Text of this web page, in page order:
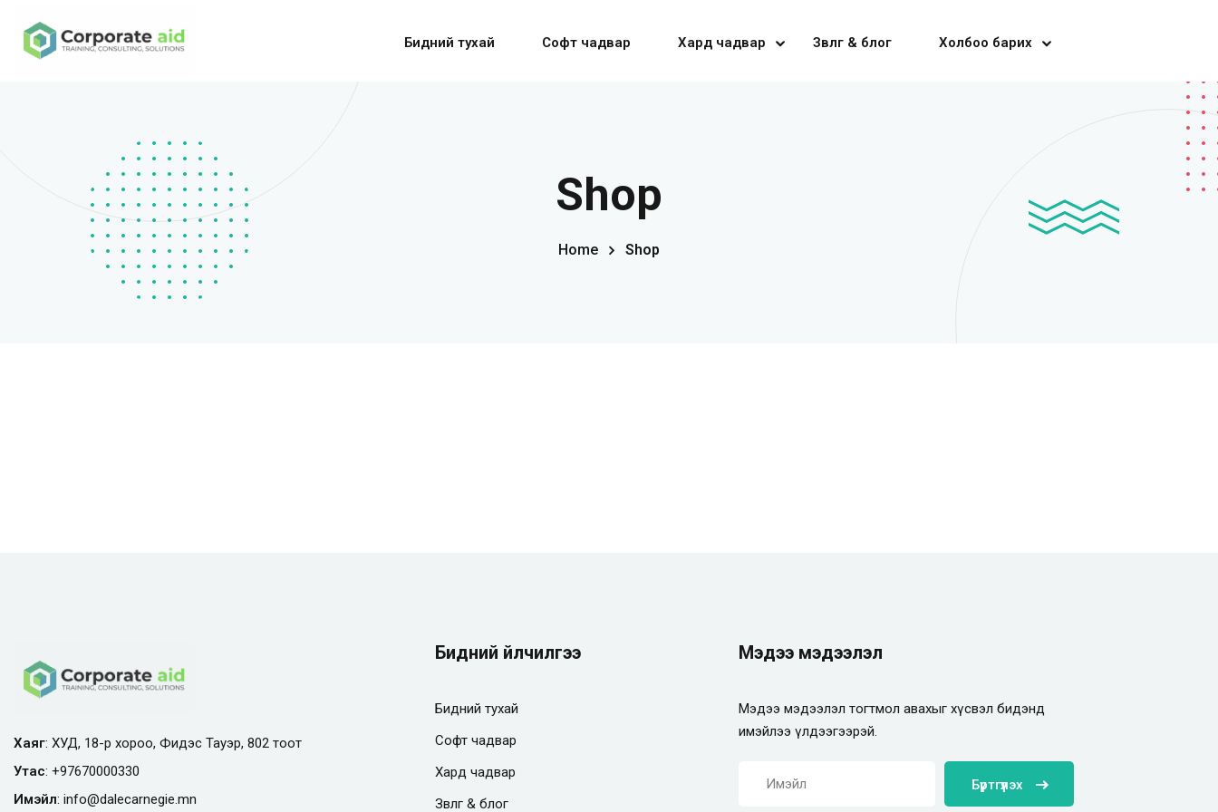
Бидний тухай Софт чадвар Хард чадвар Зөвлөгөө & блог Холбоо барих
Shop
Home Shop
Хаяг: ХУД, 18-р хороо, Фидэс Тауэр, 802 тоот
Утас: +97670000330
Имэйл: info@dalecarnegie.mn
Бидний үйлчилгээ
Бидний тухай
Софт чадвар
Хард чадвар
Зөвлөгөө & блог
Мэдээ мэдээлэл
Мэдээ мэдээлэл тогтмол авахыг хүсвэл бидэнд
имэйлээ үлдээгээрэй.
Бүртгүүлэх